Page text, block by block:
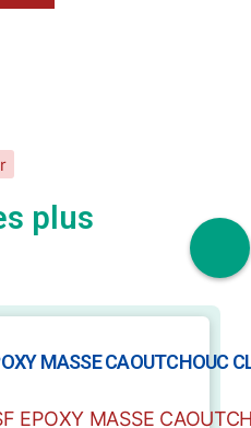
plus
MASSE CAOUTCHOUC